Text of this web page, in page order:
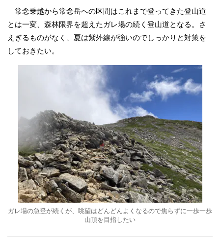
常念乗越から常念岳への区間はこれまで登ってきた登山道
とは一変、森林限界を超えたガレ場の続く登山道となる。さ
えぎるものがなく、夏は紫外線が強いのでしっかりと対策を
しておきたい。
ガレ場の急登が続くが、眺望はどんどんよくなるので焦らずに一歩一歩
山頂を目指したい